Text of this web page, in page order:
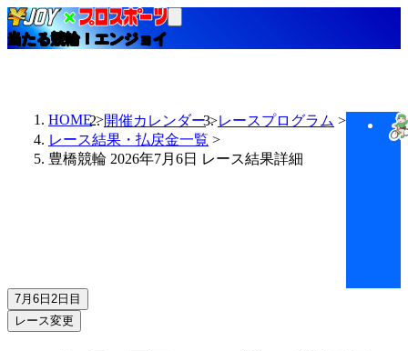
当たる競輪！エンジョイ
HOME 開催カレンダー
レースプログラム
レース結果・払戻金一覧
豊橋競輪 2026年7月6日 レース結果詳細
7月6日 2日目
レース変更